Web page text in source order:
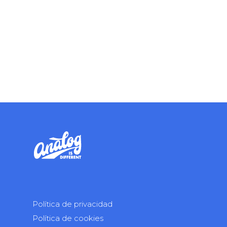
Política de privacidad
Política de cookies